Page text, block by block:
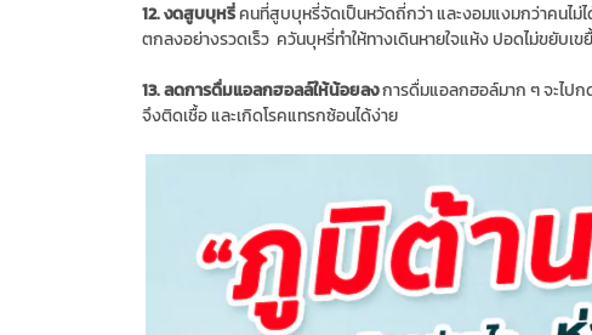
12. งดสูบบุหรี่ คนที่สูบบุหรี่จัดเป็นหวัดถี่กว่า และงอมแงมกว่าคนไม่
ตกลงอย่างรวดเร็ว ควันบุหรี่ทำให้ทางเดินหายใจแห้ง ปอดไม่ขยับเข
13. ลดการดื่มแอลกฮอลล์ให้น้อยลงการดื่มแอลกฮอล์มาก ๆ จะไป
จึงติดเชื้อ และเกิดโรคแทรกซ้อนได้ง่าย